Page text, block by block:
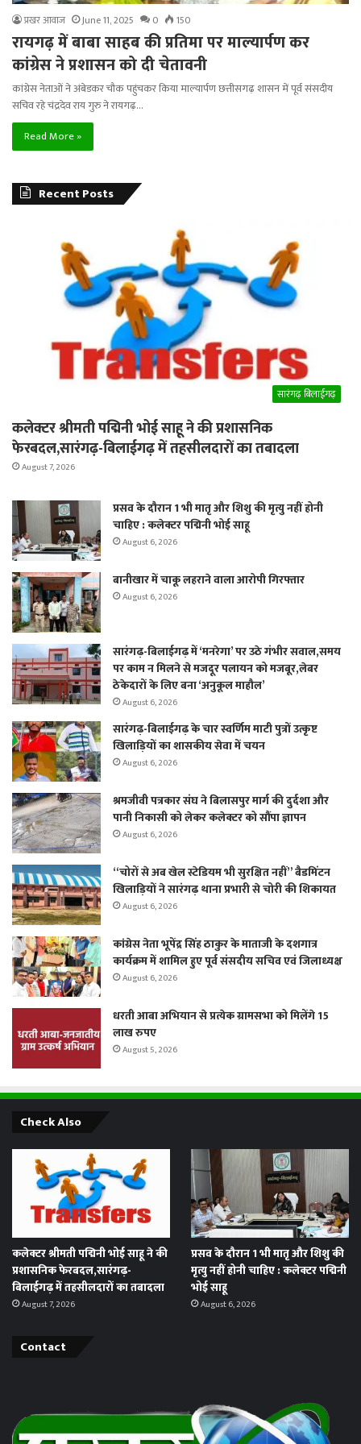
प्रखर आवाज June 11, 2025 0 150
रायगढ़ में बाबा साहब की प्रतिमा पर माल्यार्पण कर
कांग्रेस ने प्रशासन को दी चेतावनी
कांग्रेस नेताओं ने अंबेडकर चौक पहुंचकर किया माल्यार्पण छत्तीसगढ़ शासन में पूर्व संसदीय
सचिव रहे चंद्रदेव राय गुरु ने रायगढ़…
Read More »
Recent Posts
सारंगढ़ बिलाईगढ़
कलेक्टर श्रीमती पद्मिनी भोई साहू ने की प्रशासनिक
फेरबदल,सारंगढ़-बिलाईगढ़ में तहसीलदारों का तबादला
August 7, 2026
प्रसव के दौरान 1 भी मातृ और शिशु की मृत्यु नहीं होनी
चाहिए : कलेक्टर पद्मिनी भोई साहू
August 6, 2026
बानीखार में चाकू लहराने वाला आरोपी गिरफ्तार
August 6, 2026
सारंगढ़-बिलाईगढ़ में ‘मनरेगा’ पर उठे गंभीर सवाल,समय
पर काम न मिलने से मजदूर पलायन को मजबूर,लेबर
ठेकेदारों के लिए बना ‘अनुकूल माहौल’
August 6, 2026
सारंगढ़-बिलाईगढ़ के चार स्वर्णिम माटी पुत्रों उत्कृष्ट
खिलाड़ियों का शासकीय सेवा में चयन
August 6, 2026
श्रमजीवी पत्रकार संघ ने बिलासपुर मार्ग की दुर्दशा और
पानी निकासी को लेकर कलेक्टर को सौंपा ज्ञापन
August 6, 2026
“चोरों से अब खेल स्टेडियम भी सुरक्षित नहीं” बैडमिंटन
खिलाड़ियों ने सारंगढ़ थाना प्रभारी से चोरी की शिकायत
August 6, 2026
कांग्रेस नेता भूपेंद्र सिंह ठाकुर के माताजी के दशगात्र
कार्यक्रम में शामिल हुए पूर्व संसदीय सचिव एवं जिलाध्यक्ष
August 6, 2026
धरती आबा अभियान से प्रत्येक ग्रामसभा को मिलेंगे 15
लाख रुपए
August 5, 2026
Check Also
कलेक्टर श्रीमती पद्मिनी भोई साहू ने की
प्रशासनिक फेरबदल,सारंगढ़-
बिलाईगढ़ में तहसीलदारों का तबादला
August 7, 2026
प्रसव के दौरान 1 भी मातृ और शिशु की
मृत्यु नहीं होनी चाहिए : कलेक्टर पद्मिनी
भोई साहू
August 6, 2026
Contact